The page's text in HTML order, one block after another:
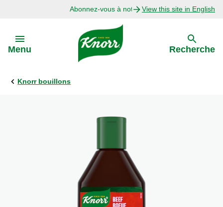
Abonnez-vous à notre infolettreView this site in English
Menu
Précédent
Recettes par Ingrédient
Recettes par Occasion
Recherche
Knorr bouillons